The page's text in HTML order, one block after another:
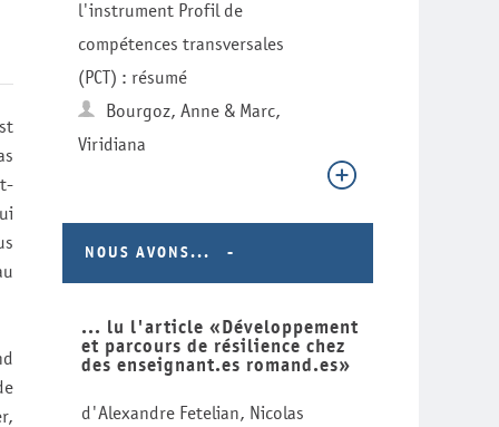
l'instrument Profil de
compétences transversales
(PCT) : résumé
Bourgoz, Anne & Marc,
Viridiana
NOUS AVONS...
... lu l'article «Développement
et parcours de résilience chez
des enseignant.es romand.es»
d'Alexandre Fetelian, Nicolas